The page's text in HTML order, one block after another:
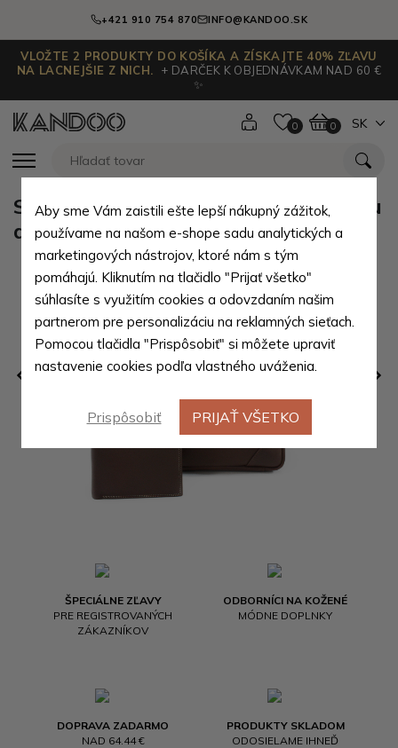
+421 910 754 870 INFO@KANDOO.SK
VLOŽTE 2 PRODUKTY DO KOŠÍKA A ZÍSKAJTE 40% ZĽAVU
NA LACNEJŠIE Z NICH.
+ DARČEK K OBJEDNÁVKAM NAD 60 €
✨
0 0 SK
ŠPECIÁLNE ZĽAVY
PRE REGISTROVANÝCH
ZÁKAZNÍKOV
ODBORNÍCI NA KOŽENÉ
MÓDNE DOPLNKY
DOPRAVA ZADARMO
NAD 64.44 €
PRODUKTY SKLADOM
ODOSIELAME IHNEĎ
Sada hnědého pánského crossbagu
a peněženky 412-1713-9160-40
Aby sme Vám zaistili ešte lepší nákupný zážitok,
používame na našom e-shope sadu analytických a
marketingových nástrojov, ktoré nám s tým
pomáhajú. Kliknutím na tlačidlo "Prijať všetko"
súhlasíte s využitím cookies a odovzdaním našim
partnerom pre personalizáciu na reklamných sieťach.
Pomocou tlačidla "Prispôsobiť" si môžete upraviť
nastavenie cookies podľa vlastného uváženia.
Prispôsobiť PRIJAŤ VŠETKO